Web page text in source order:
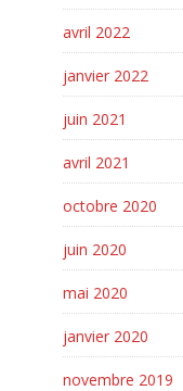
avril 2022
janvier 2022
juin 2021
avril 2021
octobre 2020
juin 2020
mai 2020
janvier 2020
novembre 2019